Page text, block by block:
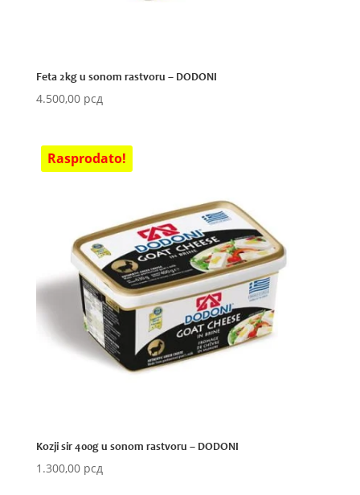
Feta 2kg u sonom rastvoru – DODONI
4.500,00 рсд
Kozji sir 400g u sonom rastvoru – DODONI
1.300,00 рсд